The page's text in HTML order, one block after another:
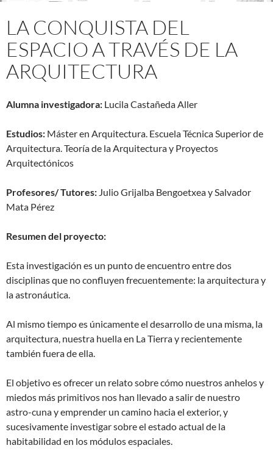
LA CONQUISTA DEL
ESPACIO A TRAVÉS DE LA
ARQUITECTURA
Alumna investigadora: Lucila Castañeda Aller
Estudios: Máster en Arquitectura. Escuela Técnica Superior de
Arquitectura. Teoría de la Arquitectura y Proyectos
Arquitectónicos
Profesores/ Tutores: Julio Grijalba Bengoetxea y Salvador
Mata Pérez
Resumen del proyecto:
Esta investigación es un punto de encuentro entre dos
disciplinas que no confluyen frecuentemente: la arquitectura y
la astronáutica.
Al mismo tiempo es únicamente el desarrollo de una misma, la
arquitectura, nuestra huella en La Tierra y recientemente
también fuera de ella.
El objetivo es ofrecer un relato sobre cómo nuestros anhelos y
miedos más primitivos nos han llevado a salir de nuestro
astro-cuna y emprender un camino hacia el exterior, y
sucesivamente investigar sobre el estado actual de la
habitabilidad en los módulos espaciales.